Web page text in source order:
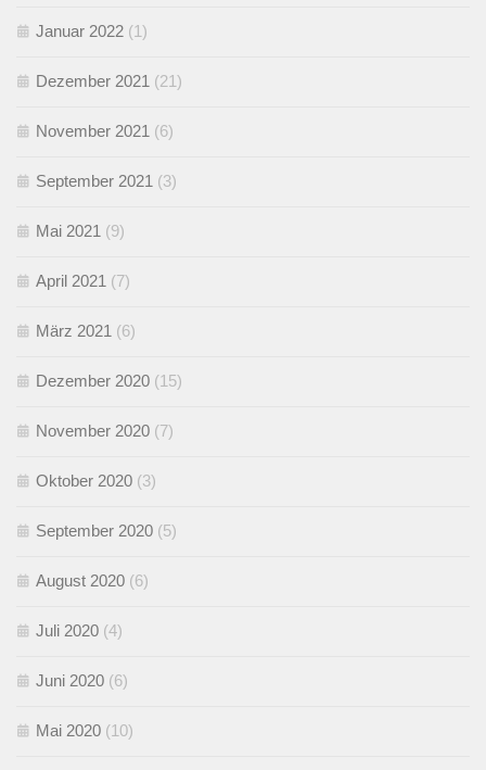
Januar 2022 (1)
Dezember 2021 (21)
November 2021 (6)
September 2021 (3)
Mai 2021 (9)
April 2021 (7)
März 2021 (6)
Dezember 2020 (15)
November 2020 (7)
Oktober 2020 (3)
September 2020 (5)
August 2020 (6)
Juli 2020 (4)
Juni 2020 (6)
Mai 2020 (10)